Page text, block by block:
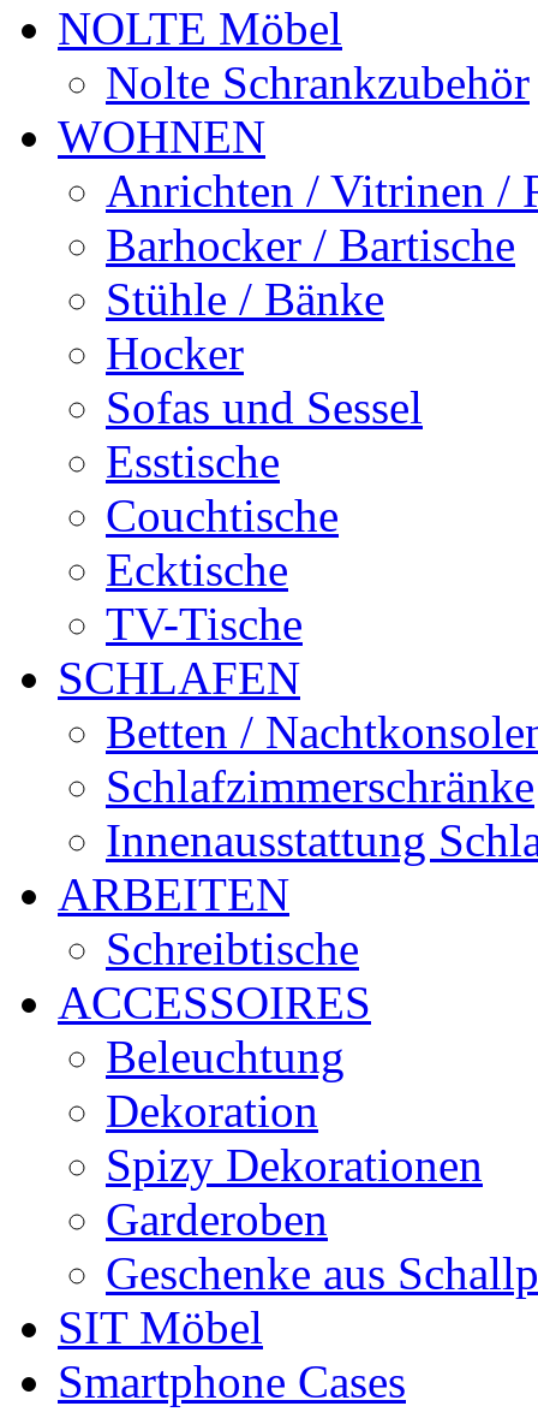
NOLTE Möbel
Nolte Schrankzubehör
WOHNEN
Anrichten / Vitrinen /
Barhocker / Bartische
Stühle / Bänke
Hocker
Sofas und Sessel
Esstische
Couchtische
Ecktische
TV-Tische
SCHLAFEN
Betten /
Schlafzimmerschränke
Innenausstattung
ARBEITEN
Schreibtische
ACCESSOIRES
Beleuchtung
Dekoration
Spizy Dekorationen
Garderoben
Geschenke aus
SIT Möbel
Smartphone Cases